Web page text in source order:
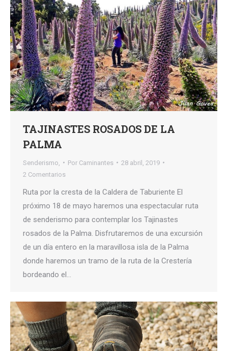
TAJINASTES ROSADOS DE LA
PALMA
Senderismo, Por Caminantes
28 abril, 2019
2 Comentarios
Ruta por la cresta de la Caldera de Taburiente El
próximo 18 de mayo haremos una espectacular ruta
de senderismo para contemplar los Tajinastes
rosados de la Palma. Disfrutaremos de una excursión
de un día entero en la maravillosa isla de la Palma
donde haremos un tramo de la ruta de la Crestería
bordeando el…